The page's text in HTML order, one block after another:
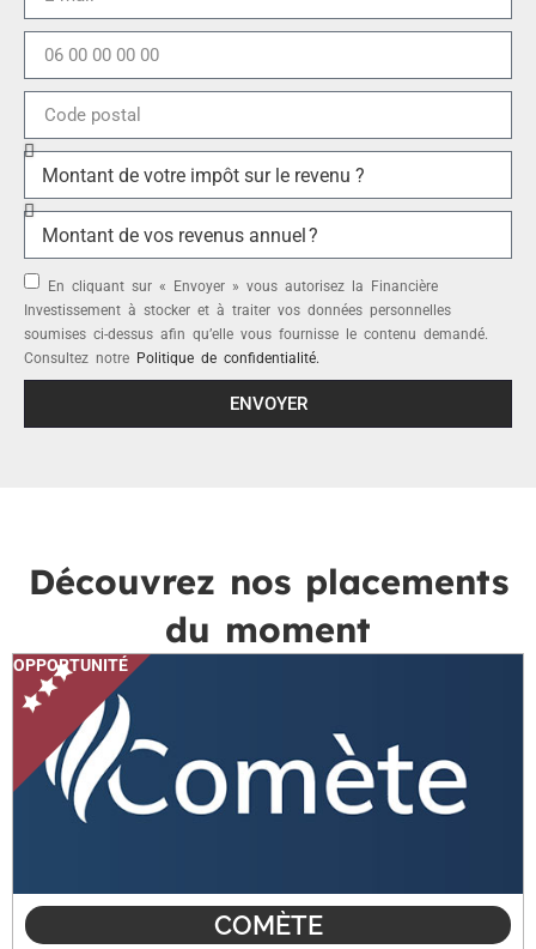
En cliquant sur « Envoyer » vous autorisez la Financière
Investissement à stocker et à traiter vos données personnelles
soumises ci-dessus afin qu’elle vous fournisse le contenu demandé.
Consultez notre Politique de confidentialité.
ENVOYER
Découvrez nos placements
du moment
OPPORTUNITÉ
COMÈTE